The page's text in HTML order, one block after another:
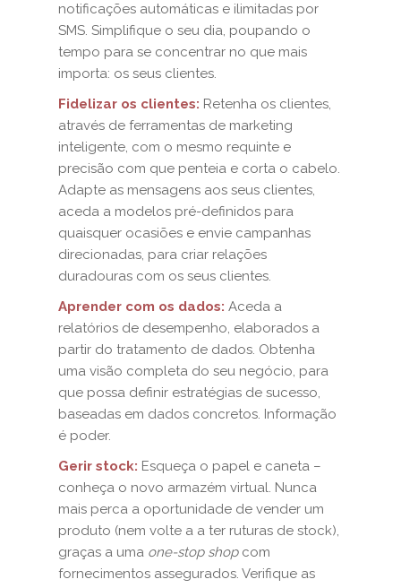
notificações automáticas e ilimitadas por
SMS. Simplifique o seu dia, poupando o
tempo para se concentrar no que mais
importa: os seus clientes.
Fidelizar os clientes: Retenha os clientes,
através de ferramentas de marketing
inteligente, com o mesmo requinte e
precisão com que penteia e corta o cabelo.
Adapte as mensagens aos seus clientes,
aceda a modelos pré-definidos para
quaisquer ocasiões e envie campanhas
direcionadas, para criar relações
duradouras com os seus clientes.
Aprender com os dados: Aceda a
relatórios de desempenho, elaborados a
partir do tratamento de dados. Obtenha
uma visão completa do seu negócio, para
que possa definir estratégias de sucesso,
baseadas em dados concretos. Informação
é poder.
Gerir stock: Esqueça o papel e caneta –
conheça o novo armazém virtual. Nunca
mais perca a oportunidade de vender um
produto (nem volte a a ter ruturas de stock),
graças a uma one-stop shopcom
fornecimentos assegurados. Verifique as